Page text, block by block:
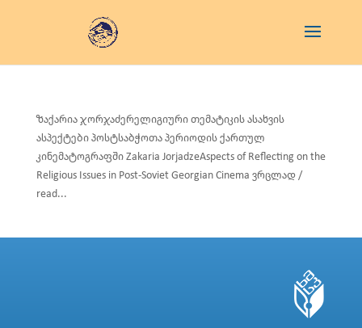
ზაქარია ჯორჯაძერელიგიური თემატიკის ასახვის
ასპექტები პოსტსაბჭოთა პერიოდის ქართულ
კინემატოგრაფში Zakaria JorjadzeAspects of Reflecting on the
Religious Issues in Post-Soviet Georgian Cinema ვრცლად /
read...